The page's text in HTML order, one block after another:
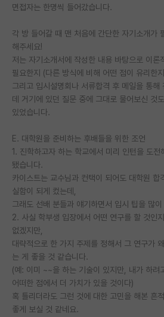
면접자는 한명씩 들어갔습니다.
각 방 들어갈 때 맨 처음에 간단한 자기소개가
해주세요!
저는 자기소개서에 작성한 내용 바탕으로 이론
필요한지 (다른 방식에 비해 어떤 점이 유리한
그리고 입시설명회나 서류합격 후 메일을 통해
데 거기에 있던 질문 중에 그대로 물어보신 것
있었습니다.
E. 대학원을 준비하는 후배들을 위한 조언
1. 진학하고자 하는 학교에서 미리 인턴을 도전
됐습니다.
카이스트는 교수님과 컨택이 되어도 대학원 합
실함이 되게 컸는데,
그래도 선배 분들과 얘기하면서 입시 팁을 많
2. 사실 학부생 입장에서 어떤 연구를 할 것인
없겠지만,
대략적으로 한 가지 주제를 정해서 그 연구가
는 게 좋을 것 같습니다.
(예: 이미 ~~을 하는 기술이 있지만, 내가 하려
어떠한 점에서 더 가치가 있을 것이다)
혹 틀리더라도 그런 것에 대한 고민을 해본 흔
좋게 보실 것 같네요.